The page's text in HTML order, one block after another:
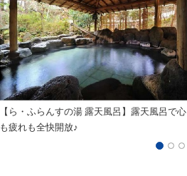
【ら・ふらんすの湯 露天風呂】露天風呂で心
も疲れも全快開放♪